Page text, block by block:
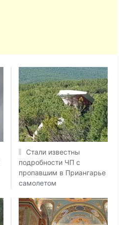
Стали известны
подробности ЧП с
пропавшим в Приангарье
самолетом